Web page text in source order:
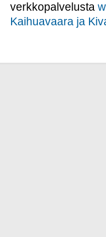
verkkopalvelusta
Kaihuavaara ja